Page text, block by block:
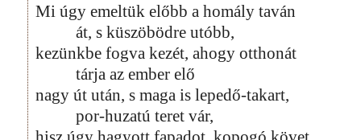
Mi úgy emeltük előbb a homály taván
át, s küszöbödre utóbb,
kezünkbe fogva kezét, ahogy otthonát
tárja az ember elő
nagy út után, s maga is lepedő-takart,
por-huzatú teret vár,